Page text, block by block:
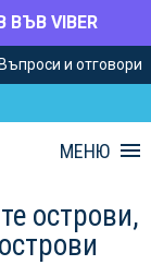
VIBER
Въпроси и отговори
МЕНЮ
острови,